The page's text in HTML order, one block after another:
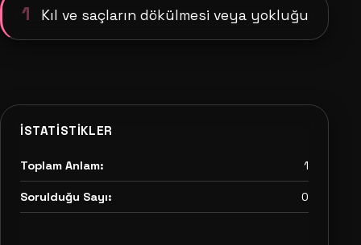
1 Kıl ve saçların dökülmesi veya yokluğu
İSTATISTIKLER
Toplam Anlam: 1
Sorulduğu Sayı: 0